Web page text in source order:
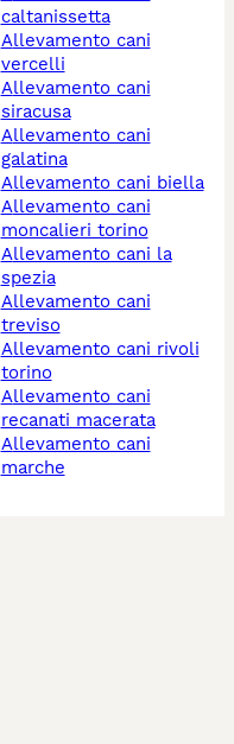
caltanissetta
allevamento cani
vercelli
allevamento cani
siracusa
allevamento cani
galatina
allevamento cani biella
allevamento cani
moncalieri torino
allevamento cani la
spezia
allevamento cani
treviso
allevamento cani rivoli
torino
allevamento cani
recanati macerata
allevamento cani
marche